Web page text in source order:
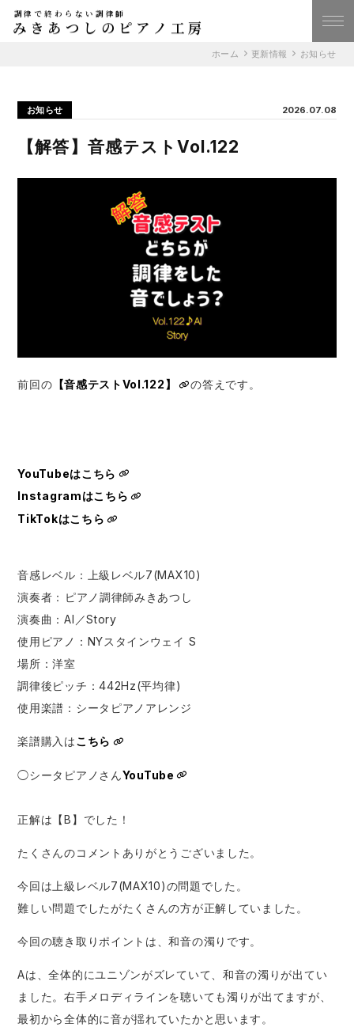
調律で終わらない調律師
みきあつしのピアノ工房
ホーム 更新情報 お知らせ
お知らせ 2026.07.08
【解答】音感テストVol.122
前回の 【音感テストVol.122】 の答えです。
YouTubeはこちら
Instagramはこちら
TikTokはこちら
音感レベル：上級レベル7(MAX10)
演奏者：​⁠​ピアノ調律師みきあつし
演奏曲：AI／Story
使用ピアノ：NYスタインウェイ S
場所：洋室
調律後ピッチ：442Hz(平均律)
使用楽譜：シータピアノアレンジ​⁠ ​⁠ ​⁠ ​⁠ ​⁠​⁠
楽譜購入はこちら
◯シータピアノさんYouTube
正解は【B】でした！
たくさんのコメントありがとうございました。
今回は上級レベル7(MAX10)の問題でした。
難しい問題でしたがたくさんの方が正解していました。
今回の聴き取りポイントは、和音の濁りです。
Aは、全体的にユニゾンがズレていて、和音の濁りが出てい
ました。右手メロディラインを聴いても濁りが出てますが、
最初から全体的に音が揺れていたかと思います。